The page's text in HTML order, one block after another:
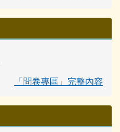
「問卷專區」完整內容